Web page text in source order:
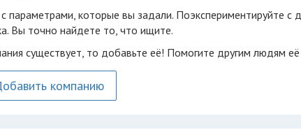
которые вы задали. Поэкспериментируйте с
Вы точно найдете то, что ищите.
существует, то добавьте её! Помогите другим людям
компанию